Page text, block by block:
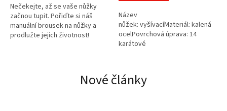
Nečekejte, až se vaše nůžky
začnou tupit. Pořiďte si náš
manuální brousek na nůžky a
prodlužte jejich životnost!
Název
nůžek: vyšívacíMateriál: kalená
ocelPovrchová úprava: 14
karátové
Nové články